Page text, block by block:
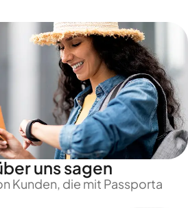
uns sagen
Kunden, die mit Passporta